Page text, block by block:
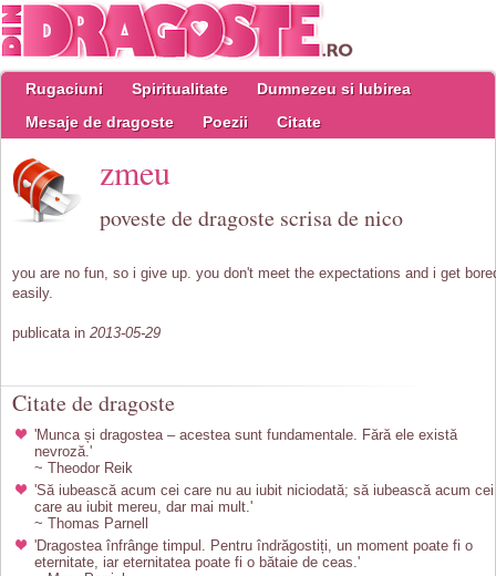
Rugaciuni Spiritualitate
Dumnezeu si Iubirea
Mesaje de dragoste
Poezii Citate
zmeu
poveste de dragoste scrisa de nico
you are no fun, so i give up. you don't meet the expectations and i get
easily.
publicata in 2013-05-29
Citate de dragoste
'Munca și dragostea – acestea sunt fundamentale. Fără ele există
nevroză.'
~ Theodor Reik
'Să iubească acum cei care nu au iubit niciodată; să iubească acum cei
care au iubit mereu, dar mai mult.'
~ Thomas Parnell
'Dragostea înfrânge timpul. Pentru îndrăgostiți, un moment poate fi o
eternitate, iar eternitatea poate fi o bătaie de ceas.'